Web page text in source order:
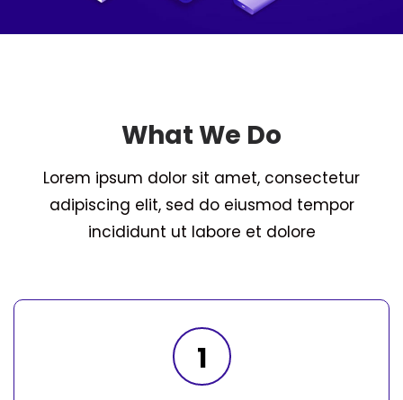
What We Do
Lorem ipsum dolor sit amet, consectetur
adipiscing elit, sed do eiusmod tempor
incididunt ut labore et dolore
1